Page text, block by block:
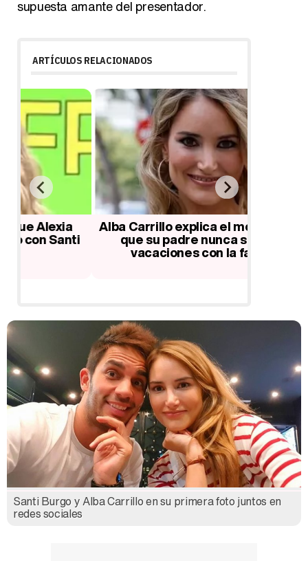
supuesta amante del presentador.
ARTÍCULOS RELACIONADOS
Alba Carrillo explica el motivo por el
que su padre nunca se va de
vacaciones con la familia
Santi Burgo y Alba Carrillo en su primera foto juntos en
redes sociales